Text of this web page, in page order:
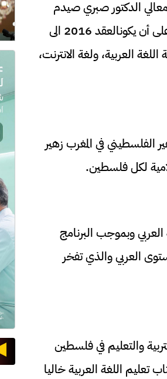
الدكتور صبري صيدم
أن يكون
العقد 2016 الى
اللغة العربية، ولغة الانترنت،
الفلسطيني في المغرب زهير
لكل فلسطين.
العربي وبموجب البرنامج
العربي والذي تفخر
والتعليم في فلسطين
تعليم اللغة العربية خاليا